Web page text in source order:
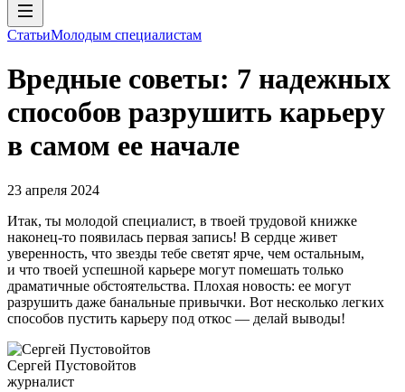
СтатьиМолодым специалистам
Вредные советы: 7 надежных
способов разрушить карьеру
в самом ее начале
23 апреля 2024
Итак, ты молодой специалист, в твоей трудовой книжке
наконец-то появилась первая запись! В сердце живет
уверенность, что звезды тебе светят ярче, чем остальным,
и что твоей успешной карьере могут помешать только
драматичные обстоятельства. Плохая новость: ее могут
разрушить даже банальные привычки. Вот несколько легких
способов пустить карьеру под откос — делай выводы!
Сергей Пустовойтов
журналист